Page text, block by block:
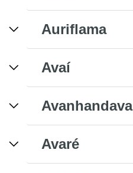
Auriflama
Avaí
Avanhandava
Avaré